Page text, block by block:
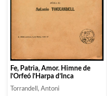
Fe, Patria, Amor. Himne de
l’Orfeó l’Harpa d’Inca
Torrandell, Antoni